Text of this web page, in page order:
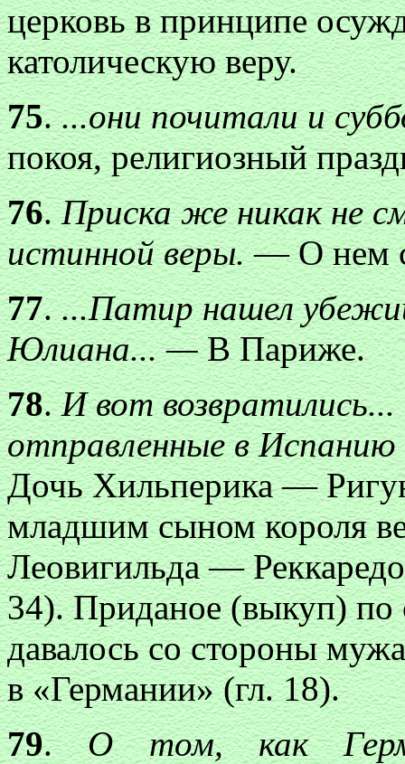
церковь в принципе
католическую веру.
75....они почитали и
покоя, религиозный
76.Приска же никак не
истинной веры.— О нем
77....Патир нашел
Юлиана... —В Париже.
78.И вот возвратились...
отправленные в
Дочь Хильперика —
младшим сыном короля
Леовигильда —
34). Приданое (выкуп) по
давалось со стороны
в «Германии» (гл. 18).
79.О том, как